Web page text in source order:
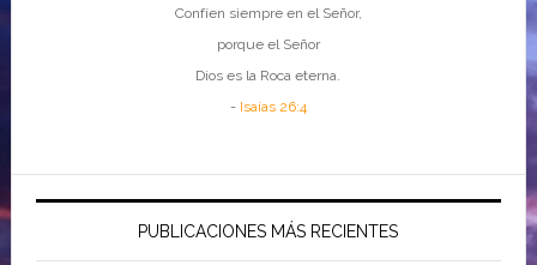
Confíen siempre en el Señor,
porque el Señor
Dios es la Roca eterna.
- Isaías 26:4
PUBLICACIONES MÁS RECIENTES